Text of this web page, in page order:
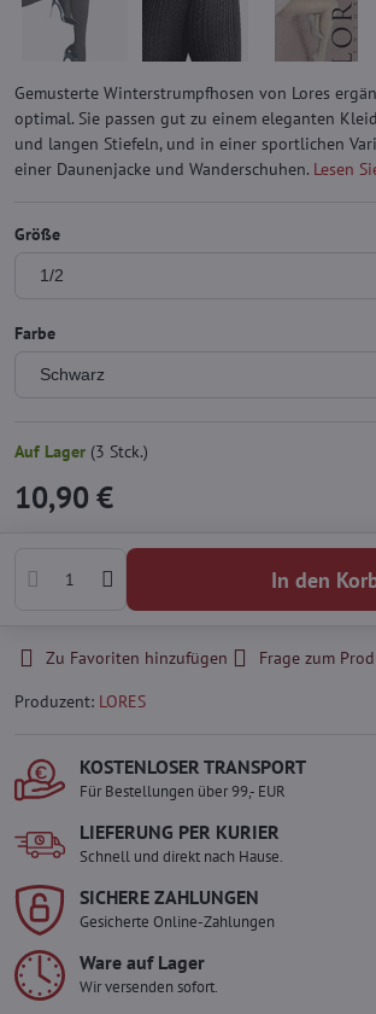
Gemusterte Winterstrumpfhosen von Lores
optimal. Sie passen gut zu einem eleganten
und langen Stiefeln, und in einer sportlichen
einer Daunenjacke und Wanderschuhen. Lesen
Größe
Farbe
Auf Lager (3 Stck.)
10,90 €
In den
Zu Favoriten hinzufügen Frage zum
Produzent: LORES
KOSTENLOSER TRANSPORT
Für Bestellungen über 99,- EUR
LIEFERUNG PER KURIER
Schnell und direkt nach Hause.
SICHERE ZAHLUNGEN
Gesicherte Online-Zahlungen
Ware auf Lager
Wir versenden sofort.